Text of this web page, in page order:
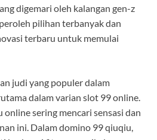
digemari oleh kalangan gen-z
pilihan terbanyak dan
terbaru untuk memulai
judi yang populer dalam
dalam varian slot 99 online.
sering mencari sensasi dan
ini. Dalam domino 99 qiuqiu,